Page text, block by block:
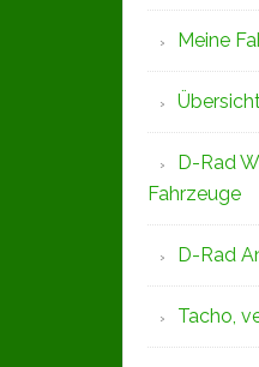
Meine
D-Rad
Fahrzeuge
D-Rad
Tacho,